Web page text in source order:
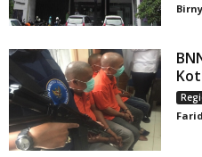
Birny
Farid